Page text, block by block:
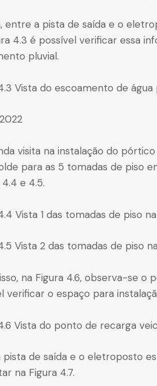
entre a pista de saída e o
4.3 é possível verificar essa
pluvial.
Vista do escoamento de
visita na instalação do
para as 5 tomadas de piso
e 4.5.
Vista 1 das tomadas de piso
Vista 2 das tomadas de piso
na Figura 4.6, observa-se
verificar o espaço para
Vista do ponto de recarga
pista de saída e o eletroposto
na Figura 4.7.